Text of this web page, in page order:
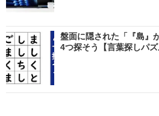
盤面に隠された「『島』
4つ探そう【言葉探しパ